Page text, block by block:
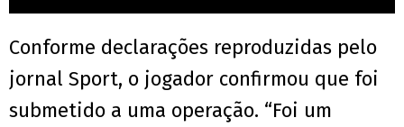
Conforme declarações reproduzidas pelo
jornal Sport, o jogador confirmou que foi
submetido a uma operação. “Foi um